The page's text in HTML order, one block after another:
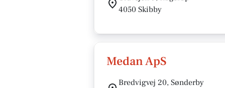
4050 Skibby
Medan ApS
Bredvigvej 20, Sønderby